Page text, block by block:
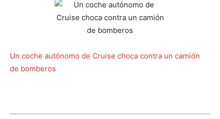
Un coche autónomo de Cruise choca contra un camión
de bomberos